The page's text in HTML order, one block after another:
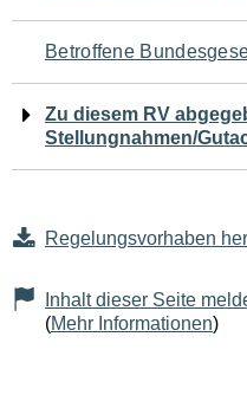
Betroffene
Zu diesem RV
Stellungnahmen/
Regelungsvorhaben
Inhalt dieser Seite
(Mehr Informationen)